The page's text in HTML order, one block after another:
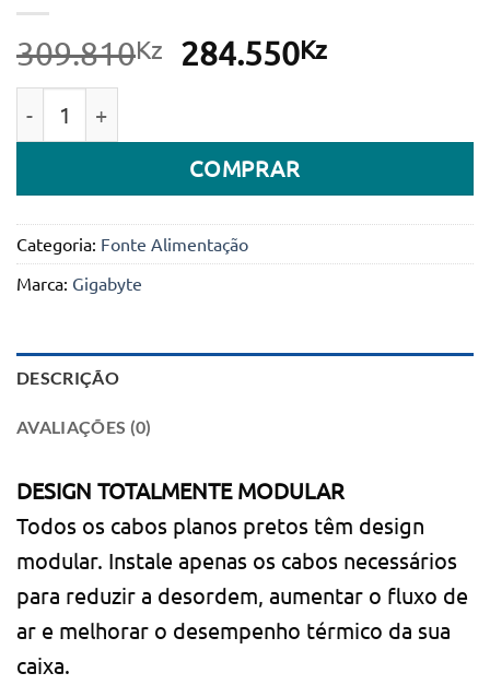
309.810Kz
O
era:
309.810Kz.
284.550KzO
é:
COMPRAR
Categoria: Fonte Alimentação
Marca: Gigabyte
DESCRIÇÃO
AVALIAÇÕES (0)
DESIGN TOTALMENTE MODULAR
Todos os cabos planos pretos têm design
modular. Instale apenas os cabos necessários
para reduzir a desordem, aumentar o fluxo de
ar e melhorar o desempenho térmico da sua
caixa.